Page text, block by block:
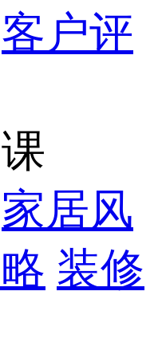
客户评
家居风
装修